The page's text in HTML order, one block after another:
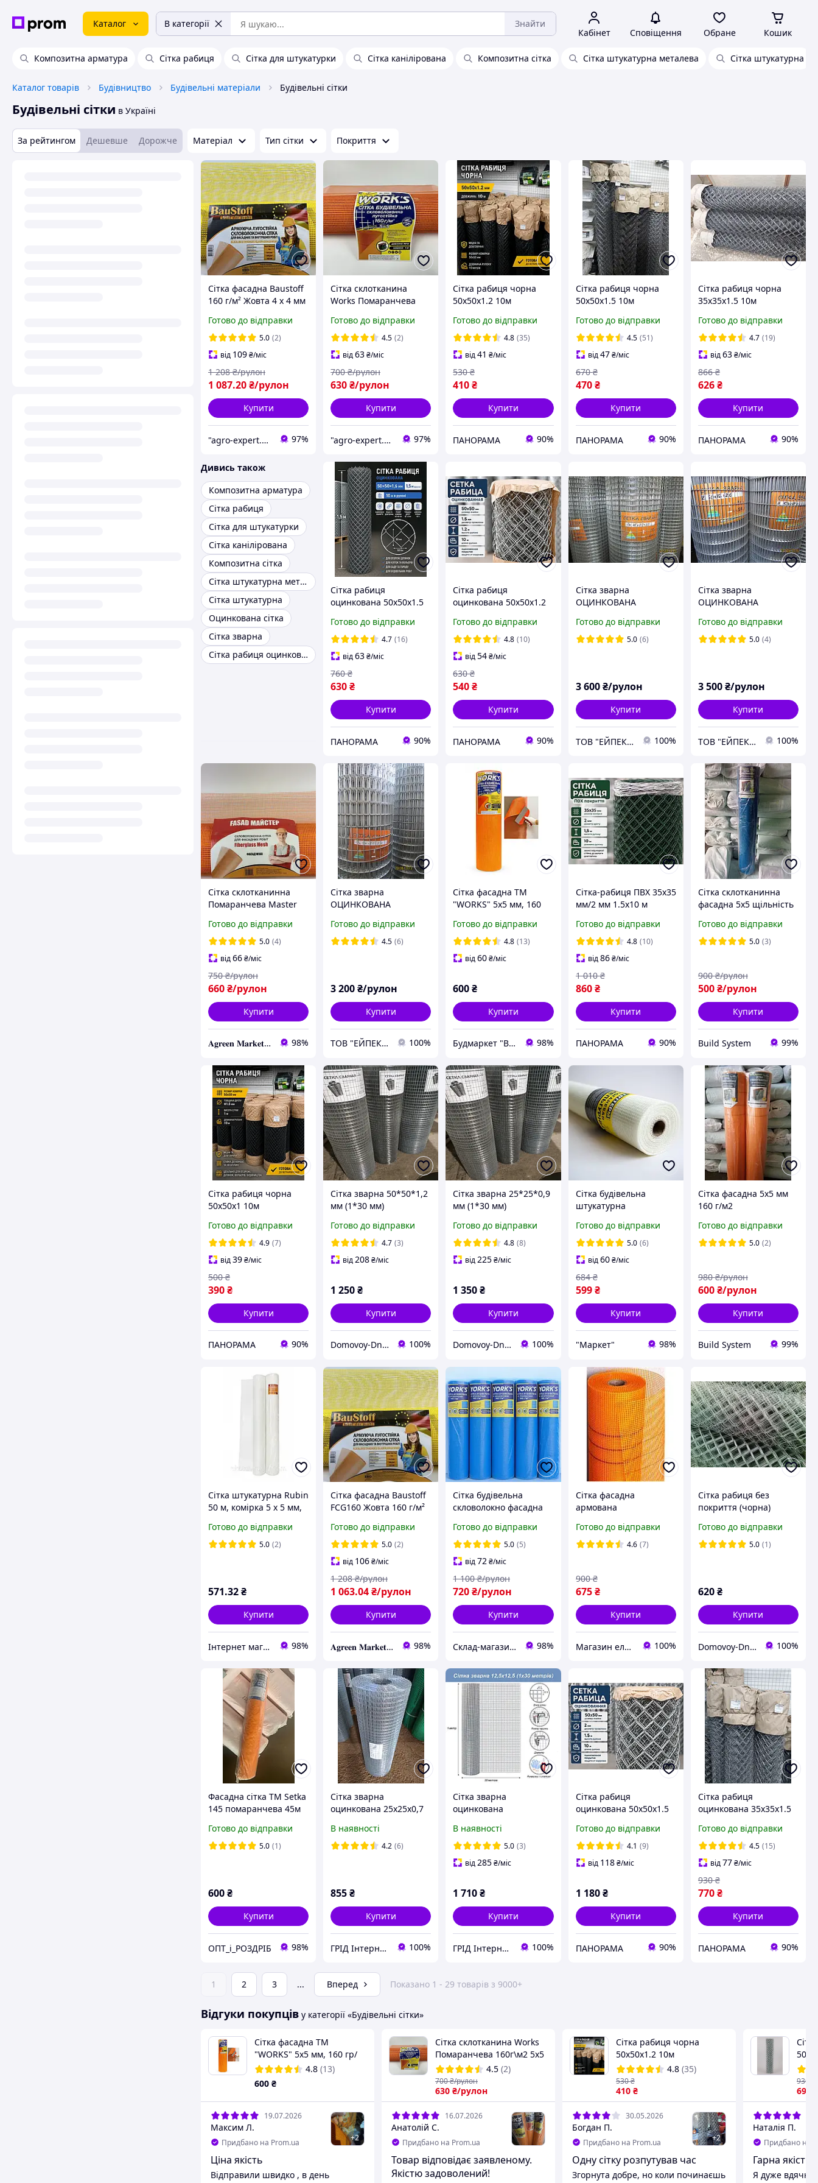
Каталог В категорії Знайти
Кабінет Сповіщення Обране Кошик
Композитна арматура Сітка рабиця Сітка для штукатурки Сітка канілірована Композитна сітка Сітка штукатурна металева Сітка штукатурна
Каталог товарів Будівництво Будівельні матеріали Будівельні сітки
Будівельні сітки в Україні
За рейтингом Дешевше Дорожче Матеріал Тип сітки Покриття
Сітка фасадна Baustoff
160 г/м² Жовта 4 х 4 мм
Армувальна
скловолоконна сітка
Готово до відправки
5.0 (2)
від 109₴/міс
1 087.20₴/рулон
1 208 ₴/рулон
Купити
"agro-expert.com.ua": Ваш якісний урожай! 97%
Сітка склотканина
Works Помаранчева
Фасадна армована
штукатурна сітка
Готово до відправки
4.5 (2)
від63₴/міс
630₴/рулон
700 ₴/рулон
Купити
"agro-expert.com.ua": Ваш якісний урожай! 97%
Сітка рабиця чорна
50х50х1.2 10м
Готово до відправки
4.8 (35)
від41 ₴/міс
410₴
530 ₴
Купити
ПАНОРАМА 90%
Сітка рабиця чорна
50х50х1.5 10м
Готово до відправки
4.5 (51)
від47 ₴/міс
470 ₴
670 ₴
Купити
ПАНОРАМА 90%
Сітка рабиця чорна
35х35х1.5 10м
Готово до відправки
4.7 (19)
від63₴/міс
626₴
866 ₴
Купити
ПАНОРАМА 90%
Дивись також
Композитна арматура
Сітка рабиця
Сітка для штукатурки
Сітка канілірована
Композитна сітка
Сітка штукатурна металева
Сітка штукатурна
Оцинкована сітка
Сітка зварна
Сітка рабиця оцинкована
Сітка рабиця
оцинкована 50х50х1.5
Готово до відправки
4.7 (16)
від63₴/міс
630₴
760 ₴
Купити
ПАНОРАМА 90%
Сітка рабиця
оцинкована 50х50х1.2
Готово до відправки
4.8 (10)
від54₴/міс
540₴
630 ₴
Купити
ПАНОРАМА 90%
Сітка зварна
ОЦИНКОВАНА
Готово до відправки
5.0 (6)
3 600 ₴/рулон
Купити
ТОВ "ЕЙПЕКС" 100%
Сітка зварна
ОЦИНКОВАНА
Готово до відправки
5.0 (4)
3 500₴/рулон
Купити
ТОВ "ЕЙПЕКС" 100%
Сітка склотканинна
Помаранчева Master
м Фасадна армована
сітка
Готово до відправки
5.0 (4)
від66₴/міс
660₴/рулон
750 ₴/рулон
Купити
𝐀𝐠𝐫𝐞𝐞𝐧 𝐌𝐚𝐫𝐤𝐞𝐭 – Вирощуйте мрію, а ми подбаємо про все інше! 98%
Сітка зварна
ОЦИНКОВАНА
Готово до відправки
4.5 (6)
3 200₴/рулон
Купити
ТОВ "ЕЙПЕКС" 100%
Сітка фасадна ТМ
"WORKS" 5х5 мм, 160
рулон
Готово до відправки
4.8 (13)
від60₴/міс
600₴
Купити
Будмаркет "Ваш Дім" 98%
Сітка-рабиця ПВХ 35х35
мм/2 мм 1.5х10 м
Готово до відправки
4.8 (10)
від86 ₴/міс
860 ₴
1 010 ₴
Купити
ПАНОРАМА 90%
Сітка склотканинна
фасадна 5х5 щільність
Готово до відправки
5.0 (3)
500₴/рулон
900 ₴/рулон
Купити
Build System 99%
Сітка рабиця чорна
50х50х1 10м
Готово до відправки
4.9 (7)
від39₴/міс
390₴
500 ₴
Купити
ПАНОРАМА 90%
Сітка зварна 50*50*1,2
мм (1*30 мм)
Готово до відправки
4.7 (3)
від208₴/міс
1 250₴
Купити
Domovoy-Dnepr 100%
Сітка зварна 25*25*0,9
мм (1*30 мм)
Готово до відправки
4.8 (8)
від225₴/міс
1 350₴
Купити
Domovoy-Dnepr 100%
Сітка будівельна
штукатурна
мм (для внутрішніх
робіт)
Готово до відправки
5.0 (6)
від60 ₴/міс
599 ₴
684 ₴
Купити
"Маркет" 98%
Сітка фасадна 5х5 мм
160 г/м2
Готово до відправки
5.0 (2)
600₴/рулон
980 ₴/рулон
Купити
Build System 99%
Сітка штукатурна Rubin
50 м, комірка 5 х 5 мм,
Готово до відправки
5.0 (2)
571.32₴
Купити
Інтернет магазин Scotch-Rubin 98%
Сітка фасадна Baustoff
FCG160 Жовта 160 г/м²
армована для
фасадних робіт
Готово до відправки
5.0 (2)
від 106₴/міс
1 063.04₴/рулон
1 208 ₴/рулон
Купити
𝐀𝐠𝐫𝐞𝐞𝐧 𝐌𝐚𝐫𝐤𝐞𝐭 – Вирощуйте мрію, а ми подбаємо про все інше! 98%
Сітка будівельна
скловолокно фасадна
5*5 мм (для зовнішніх
робіт)
Готово до відправки
5.0 (5)
від72₴/міс
720₴/рулон
1 100 ₴/рулон
Купити
Склад-магазин " Свояк " 98%
Сітка фасадна
армована
5х5мм
Готово до відправки
4.6 (7)
675 ₴
900 ₴
Купити
Магазин електротоварів ASFA 100%
Сітка рабиця без
покриття (чорна)
Готово до відправки
5.0 (1)
620₴
Купити
Domovoy-Dnepr 100%
Фасадна сітка ТМ Setka
145 помаранчева 45м
Готово до відправки
5.0 (1)
600₴
Купити
ОПТ_і_РОЗДРІБ 98%
Сітка зварна
оцинкована 25х25х0,7
В наявності
4.2 (6)
855₴
Купити
ГРІД Інтернет-Магазин 100%
Сітка зварна
оцинкована
В наявності
5.0 (3)
від285₴/міс
1 710₴
Купити
ГРІД Інтернет-Магазин 100%
Сітка рабиця
оцинкована 50х50х1.5
Готово до відправки
4.1 (9)
від 118 ₴/міс
1 180 ₴
Купити
ПАНОРАМА 90%
Сітка рабиця
оцинкована 35х35х1.5
Готово до відправки
4.5 (15)
від77₴/міс
770₴
930 ₴
Купити
ПАНОРАМА 90%
1 2 3 ... Вперед Показано 1 - 29 товарів з 9000+
Відгуки покупців у категорії «Будівельні сітки»
Сітка фасадна ТМ
"WORKS" 5х5 мм, 160 гр/
м2 (помаранчева) - рулон
4.8 (13)
600 ₴
19.07.2026
Максим Л.
Придбано на Prom.ua +2
Ціна якість
Відправили швидко , в день
Сітка склотканина Works
Помаранчева 160г\м2 5х5
мм Фасадна армована
штукатурна сітка
4.5 (2)
630 ₴/рулон
700₴/рулон
16.07.2026
Анатолій С.
Придбано на Prom.ua
Товар відповідає заявленому.
Якістю задоволений!
Сітка рабиця чорна
50х50х1.2 10м
4.8 (35)
410 ₴
530₴
30.05.2026
Богдан П.
Придбано на Prom.ua +2
Одну сітку розпутував час
Згорнута добре, но коли починаєшь
1.5
697
930
Наталія П.
Придбано на
Гарна якість
Я дуже вдячна,